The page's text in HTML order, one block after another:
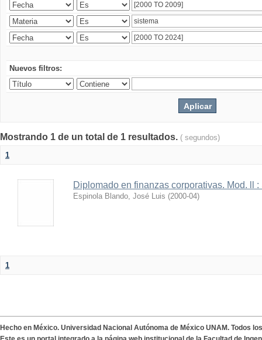
Nuevos filtros:
Mostrando 1 de un total de 1 resultados. ( segundos)
1
Diplomado en finanzas corporativas. Mod. ll
Espinola Blando, José Luis (2000-04)
1
Hecho en México. Universidad Nacional Autónoma de México UNAM. Todos